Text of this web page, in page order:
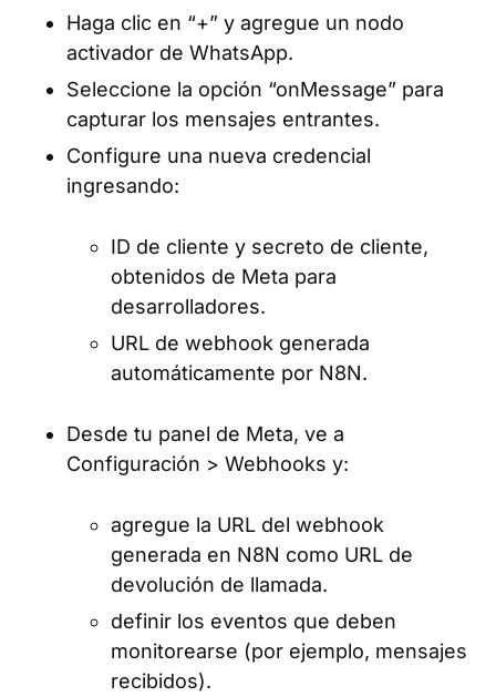
Haga clic en “+” y agregue un nodo
activador de WhatsApp.
Seleccione la opción “onMessage” para
capturar los mensajes entrantes.
Configure una nueva credencial
ingresando:
ID de cliente y secreto de cliente,
obtenidos de Meta para
desarrolladores.
URL de webhook generada
automáticamente por N8N.
Desde tu panel de Meta, ve a
Configuración > Webhooks y:
agregue la URL del webhook
generada en N8N como URL de
devolución de llamada.
definir los eventos que deben
monitorearse (por ejemplo, mensajes
recibidos).